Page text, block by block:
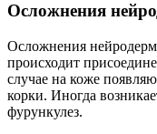
Осложнения
Осложнения
происходит
случае на коже
корки. Иногда
фурункулез.